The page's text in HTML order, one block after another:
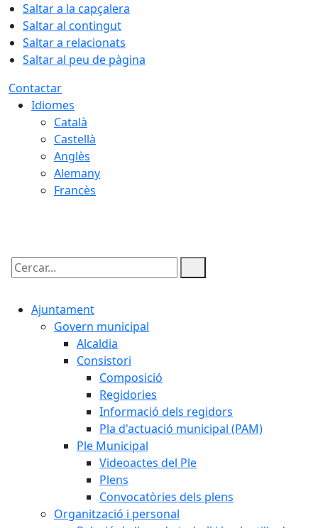
Saltar a la capçalera
Saltar al contingut
Saltar a relacionats
Saltar al peu de pàgina
Contactar
Idiomes
Català
Castellà
Anglès
Alemany
Francès
Cercar:
Ajuntament
Govern municipal
Alcaldia
Consistori
Composició
Regidories
Informació dels regidors
Pla d'actuació municipal (PAM)
Ple Municipal
Videoactes del Ple
Plens
Convocatòries dels plens
Organització i personal